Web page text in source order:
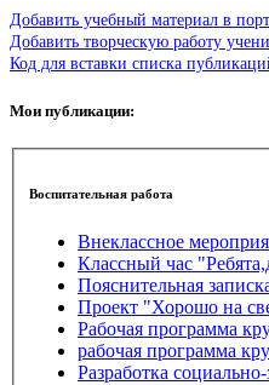
Добавить учебный материал в
Добавить творческую работу
Код для вставки списка
Мои публикации:
Воспитательная работа
Внеклассное
Классный час
Пояснительная
Проект "Хорошо на
Рабочая программа
рабочая программа
Разработка